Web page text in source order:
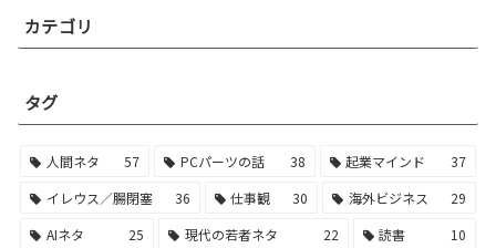
カテゴリ
タグ
人間ネタ 57 PCパーツの話 38 起業マインド
37
イレウス／腸閉塞
36 仕事観 30 海外ビジネス
29
AIネタ
25 現代の若者ネタ 22 読書
10